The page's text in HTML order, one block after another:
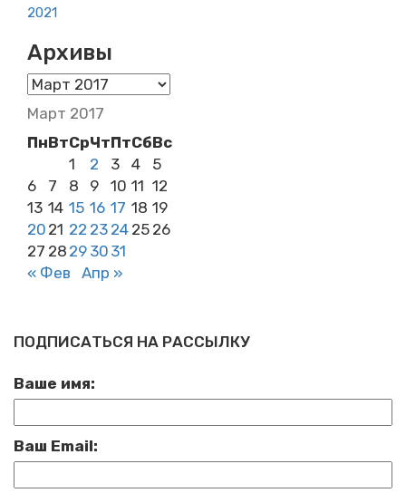
2021
Архивы
Архивы
Март 2017
ПнВтСрЧтПтСбВс
1
2 3 4
5
6
7 8 9 10 11 12
13 14 15 16 17 18 19
20 21 22 23 24 25 26
27 28 29 30 31
« Фев
Апр »
ПОДПИСАТЬСЯ НА РАССЫЛКУ
Ваше имя:
Ваш Email: